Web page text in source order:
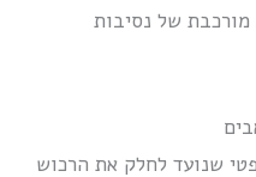
של נסיבות
שנועד לחלק את הרכוש